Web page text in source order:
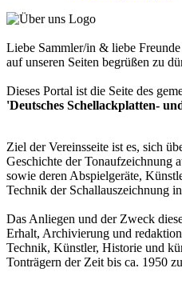
Liebe Sammler/in & liebe
auf unseren Seiten begrüßen zu
Dieses Portal ist die Seite des
'Deutsches Schellackplatten-
Ziel der Vereinsseite ist es, sich
Geschichte der Tonaufzeichnung
sowie deren Abspielgeräte,
Technik der Schallauszeichnung
Das Anliegen und der Zweck
Erhalt, Archivierung und
Technik, Künstler, Historie und
Tonträgern der Zeit bis ca. 1950